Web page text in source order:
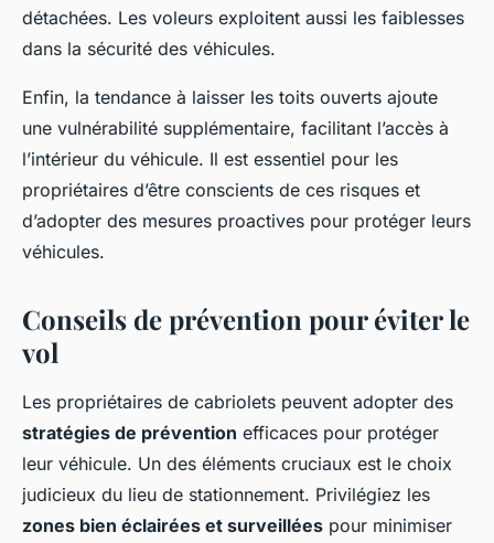
détachées. Les voleurs exploitent aussi les faiblesses
dans la sécurité des véhicules.
Enfin, la tendance à laisser les toits ouverts ajoute
une vulnérabilité supplémentaire, facilitant l’accès à
l’intérieur du véhicule. Il est essentiel pour les
propriétaires d’être conscients de ces risques et
d’adopter des mesures proactives pour protéger leurs
véhicules.
Conseils de prévention pour éviter le
vol
Les propriétaires de cabriolets peuvent adopter des
stratégies de prévention efficaces pour protéger
leur véhicule. Un des éléments cruciaux est le choix
judicieux du lieu de stationnement. Privilégiez les
zones bien éclairées et surveillées pour minimiser